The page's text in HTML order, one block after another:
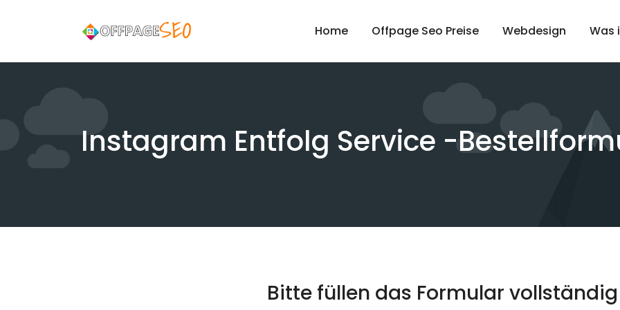
Home Offpage Seo Preise Webdesign Was
Instagram Entfolg Service -
Bitte füllen das Formular